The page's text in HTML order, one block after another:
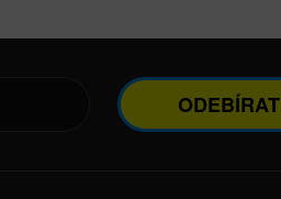
ODEBÍRAT